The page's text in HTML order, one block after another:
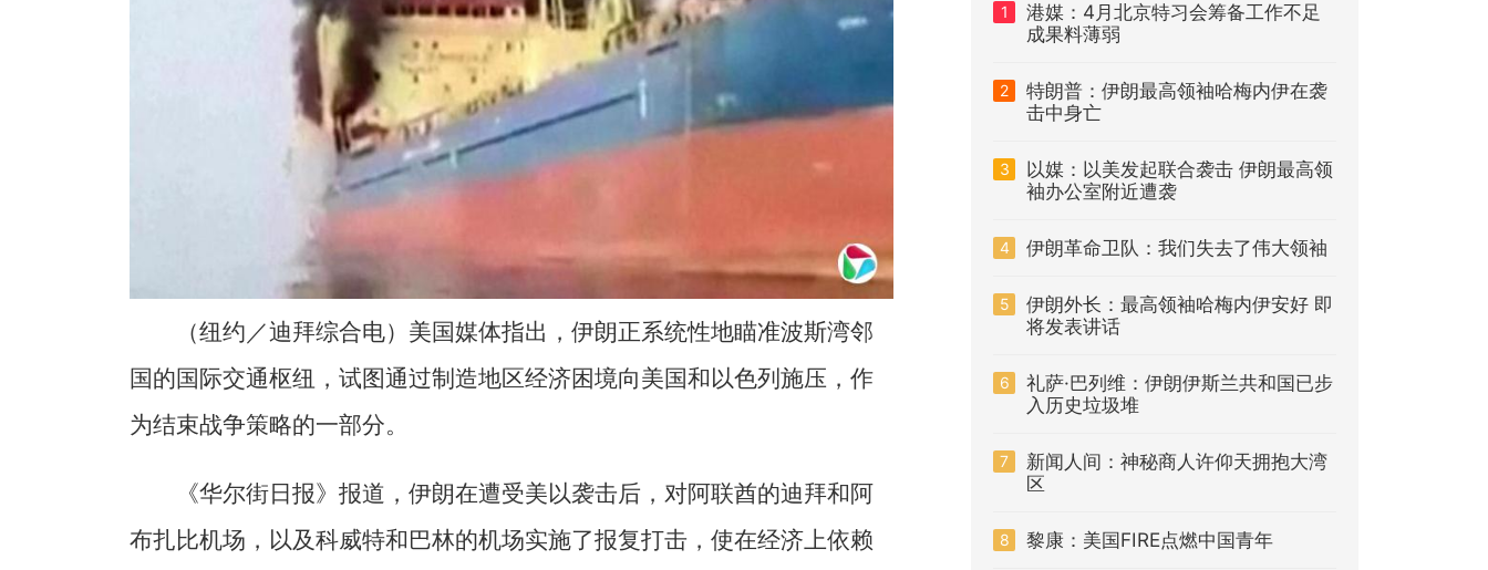
（纽约／迪拜综合电）美国媒体指出，伊朗正系统性地瞄准波斯湾邻
国的国际交通枢纽，试图通过制造地区经济困境向美国和以色列施压，作
为结束战争策略的一部分。
《华尔街日报》报道，伊朗在遭受美以袭击后，对阿联酋的迪拜和阿
布扎比机场，以及科威特和巴林的机场实施了报复打击，使在经济上依赖
1
港媒：4月北京特习会筹备工作不足
成果料薄弱
2
特朗普：伊朗最高领袖哈梅内伊在袭
击中身亡
3
以媒：以美发起联合袭击 伊朗最高领
袖办公室附近遭袭
4 伊朗革命卫队：我们失去了伟大领袖
5
伊朗外长：最高领袖哈梅内伊安好 即
将发表讲话
6
礼萨·巴列维：伊朗伊斯兰共和国已步
入历史垃圾堆
7
新闻人间：神秘商人许仰天拥抱大湾
区
8 黎康：美国FIRE点燃中国青年